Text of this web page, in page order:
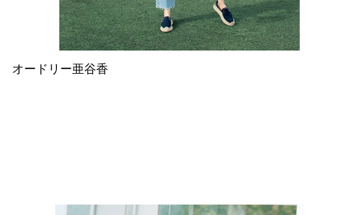
オードリー亜谷香